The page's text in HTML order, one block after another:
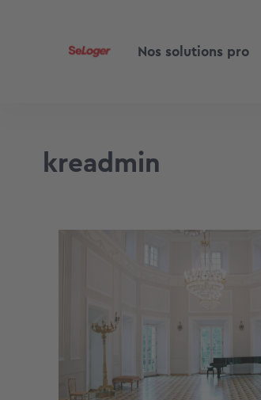
Nos solutions pro
kreadmin